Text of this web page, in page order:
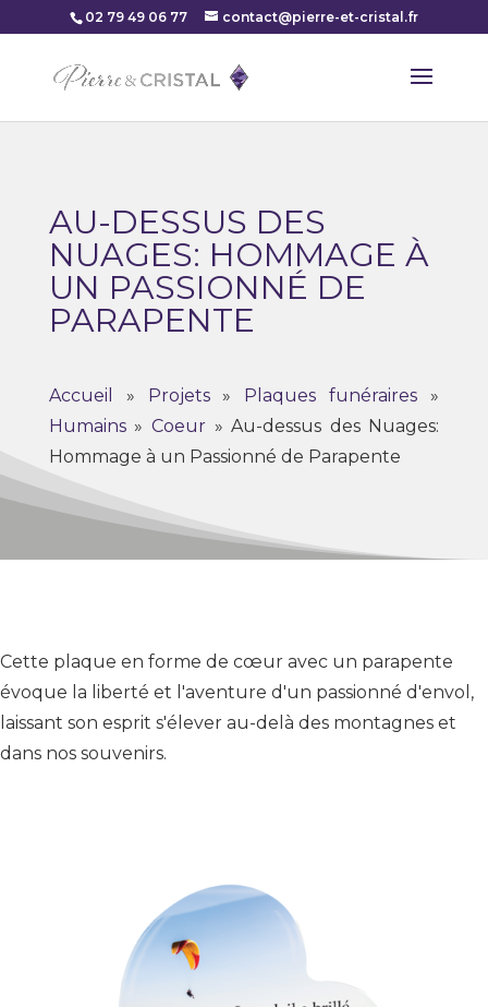
02 79 49 06 77 contact@pierre-et-cristal.fr
AU-DESSUS DES
NUAGES: HOMMAGE À
UN PASSIONNÉ DE
PARAPENTE
Accueil » Projets» Plaques funéraires »
Humains» Coeur»Au-dessus des Nuages:
Hommage à un Passionné de Parapente
Cette plaque en forme de cœur avec un parapente
évoque la liberté et l'aventure d'un passionné d'envol,
laissant son esprit s'élever au-delà des montagnes et
dans nos souvenirs.